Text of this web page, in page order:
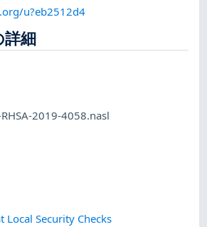
u?eb2512d4
細
2019-4058.nasl
Local Security Checks